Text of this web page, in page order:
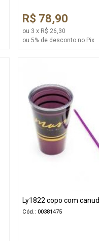
R$ 78,90
ou 3 x R$ 26,30
ou 5% de desconto no Pix
Ly1822 copo com
Cód.: 00381475